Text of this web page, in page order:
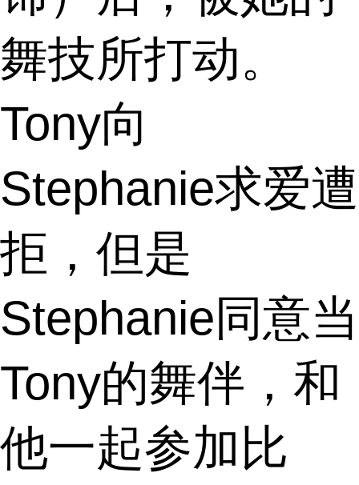
舞技所打动。
Tony向
Stephanie求爱遭
拒，但是
Stephanie同意当
Tony的舞伴，和
他一起参加比